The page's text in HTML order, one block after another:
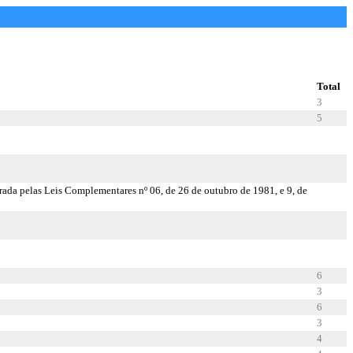
Total
3
5
pelas Leis Complementares nº 06, de 26 de outubro de 1981, e 9, de
6
3
6
3
4